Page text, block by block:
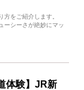
方をご紹介します。
ーシーさが絶妙にマッ
体験】JR新